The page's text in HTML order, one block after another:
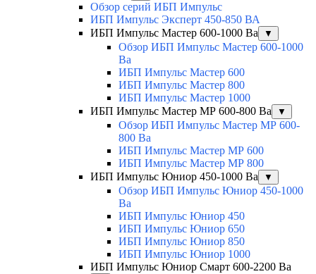
Обзор серий ИБП Импульс
ИБП Импульс Эксперт 450-850 ВА
ИБП Импульс Мастер 600-1000 Ва
▼
Обзор ИБП Импульс Мастер 600-1000
Ва
ИБП Импульс Мастер 600
ИБП Импульс Мастер 800
ИБП Импульс Мастер 1000
ИБП Импульс Мастер МР 600-800 Ва
▼
Обзор ИБП Импульс Мастер МР 600-
800 Ва
ИБП Импульс Мастер МР 600
ИБП Импульс Мастер МР 800
ИБП Импульс Юниор 450-1000 Ва
▼
Обзор ИБП Импульс Юниор 450-1000
Ва
ИБП Импульс Юниор 450
ИБП Импульс Юниор 650
ИБП Импульс Юниор 850
ИБП Импульс Юниор 1000
ИБП Импульс Юниор Смарт 600-2200 Ва